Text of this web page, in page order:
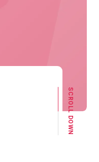
SCROLL DOWN